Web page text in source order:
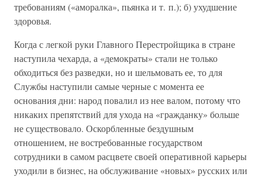
требованиям («аморалка», пьянка и т. п.); б) ухудшение
здоровья.
Когда с легкой руки Главного Перестройщика в стране
наступила чехарда, а «демократы» стали не только
обходиться без разведки, но и шельмовать ее, то для
Службы наступили самые черные с момента ее
основания дни: народ повалил из нее валом, потому что
никаких препятствий для ухода на «гражданку» больше
не существовало. Оскорбленные бездушным
отношением, не востребованные государством
сотрудники в самом расцвете своей оперативной карьеры
уходили в бизнес, на обслуживание «новых» русских или